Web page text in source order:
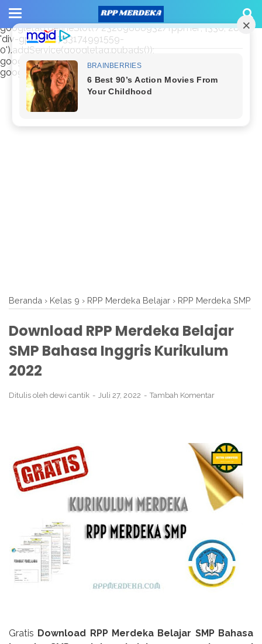
window.googletag = window.googletag || {cmd: []};
googletag.cmd.push(function() {
googletag.defineSlot('/23209888932/rppmer', [336, 280],
'div-gpt-ad-1733174991559-
0').addService(googletag.pubads());
googletag.pubads().enableSingleRequest();
googletag.enableServices(); });
Beranda › Kelas 9 › RPP Merdeka Belajar › RPP Merdeka SMP
Download RPP Merdeka Belajar
SMP Bahasa Inggris Kurikulum
2022
Ditulis oleh dewi cantik Juli 27, 2022 Tambah Komentar
Gratis Download RPP Merdeka Belajar SMP Bahasa